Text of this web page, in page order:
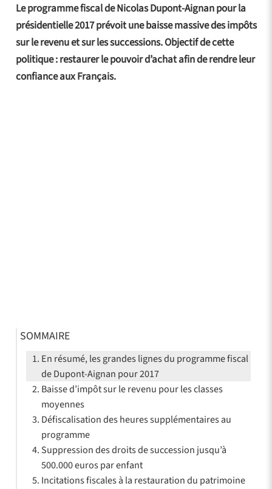
Le programme fiscal de Nicolas Dupont-Aignan pour la
présidentielle 2017 prévoit une baisse massive des impôts
sur le revenu et sur les successions. Objectif de cette
politique : restaurer le pouvoir d’achat afin de rendre leur
confiance aux Français.
SOMMAIRE
En résumé, les grandes lignes du programme fiscal
de Dupont-Aignan pour 2017
Baisse d’impôt sur le revenu pour les classes
moyennes
Défiscalisation des heures supplémentaires au
programme
Suppression des droits de succession jusqu’à
500.000 euros par enfant
Incitations fiscales à la restauration du patrimoine